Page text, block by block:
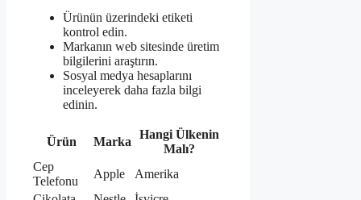
Ürünün üzerindeki etiketi
kontrol edin.
Markanın web sitesinde üretim
bilgilerini araştırın.
Sosyal medya hesaplarını
inceleyerek daha fazla bilgi
edinin.
Ürün Marka
Hangi Ülkenin
Malı?
Cep
Telefonu
Apple
Amerika